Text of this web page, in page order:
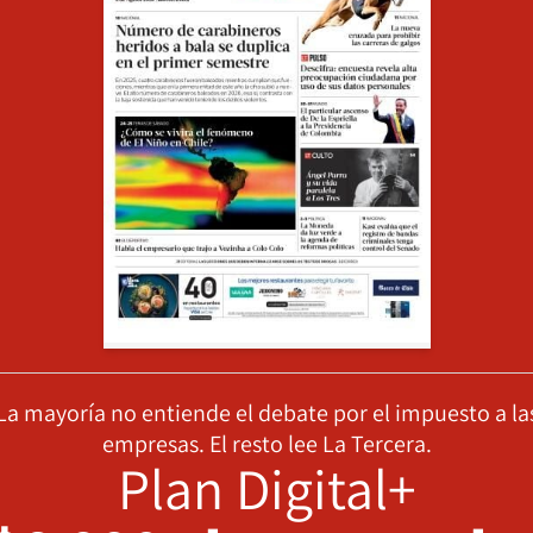
mayoría no entiende el debate por el impuesto a
empresas. El resto lee La Tercera.
Plan Digital+